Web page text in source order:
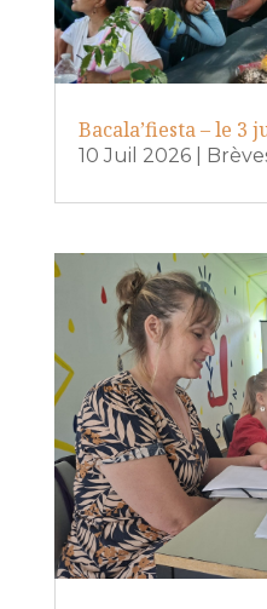
Bacala’fiesta – le 3
10 Juil 2026|